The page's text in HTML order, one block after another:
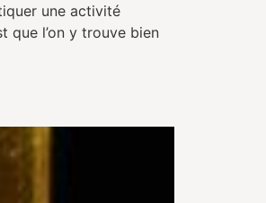
une activité
que l’on y trouve bien